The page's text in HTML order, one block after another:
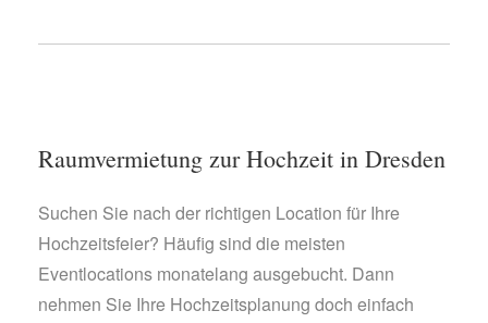
Raumvermietung zur Hochzeit in Dresden
Suchen Sie nach der richtigen Location für Ihre
Hochzeitsfeier? Häufig sind die meisten
Eventlocations monatelang ausgebucht. Dann
nehmen Sie Ihre Hochzeitsplanung doch einfach